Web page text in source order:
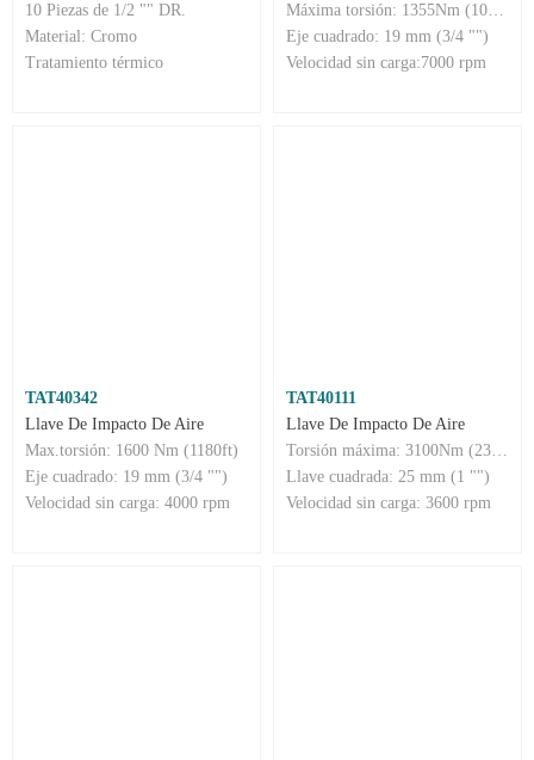
10 Piezas de 1/2 "" DR.
Material: Cromo
Tratamiento térmico
Máxima torsión: 1355Nm (1000 ft)
Eje cuadrado: 19 mm (3/4 "")
Velocidad sin carga:7000 rpm
TAT40342
Llave De Impacto De Aire
Max.torsión: 1600 Nm (1180ft)
Eje cuadrado: 19 mm (3/4 "")
Velocidad sin carga: 4000 rpm
TAT40111
Llave De Impacto De Aire
Torsión máxima: 3100Nm (2300 ft)
Llave cuadrada: 25 mm (1 "")
Velocidad sin carga: 3600 rpm